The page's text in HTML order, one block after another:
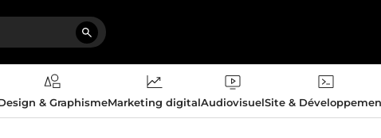
& GraphismeMarketing digitalAudiovisuelSite &